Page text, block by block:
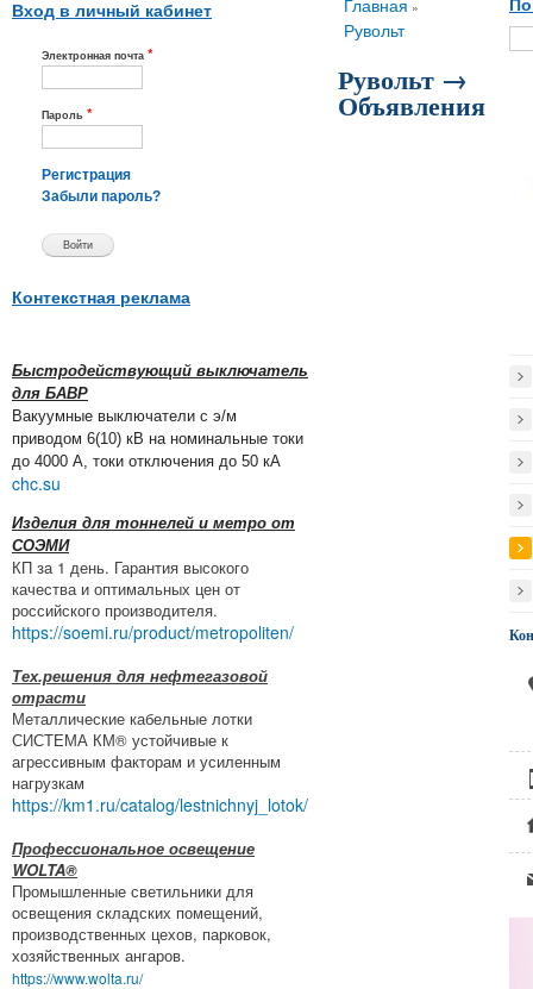
Вход в личный кабинет
Электронная почта *
Пароль *
Регистрация
Забыли пароль?
Контекстная реклама
Быстродействующий выключатель
для БАВР
Вакуумные выключатели с э/м
приводом 6(10) кВ на номинальные токи
до 4000 А, токи отключения до 50 кА
chc.su
Изделия для тоннелей и метро от
СОЭМИ
КП за 1 день. Гарантия высокого
качества и оптимальных цен от
российского производителя.
https://soemi.ru/product/metropoliten/
Тех.решения для нефтегазовой
отрасти
Металлические кабельные лотки
СИСТЕМА КМ® устойчивые к
агрессивным факторам и усиленным
нагрузкам
https://km1.ru/catalog/lestnichnyj_lotok/
Профессиональное освещение
WOLTA®
Промышленные светильники для
освещения складских помещений,
производственных цехов, парковок,
хозяйственных ангаров.
https://www.wolta.ru/
Вы здесь
Главная »
Рувольт
Рувольт →
Объявления